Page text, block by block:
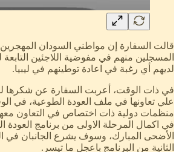
قالت السفارة إن مواطني السودان المهجرين
المسجلين منهم في مفوضية اللاجئين
لديهم أي رغبة في اعادة توطينهم في ليبيا.
في ذات الوقت، أعربت السفارة عن شكرها
علي تعاونها في ملف العودة الطوعية، في
منظمات دولية ذات اختصاص في التعاون
في اكمال المرحلة الاولى من برنامج العودة
الأضحى المبارك، وسوف يشرع الجانبان في
الثانية من البرنامج باعجل ما تيسر.